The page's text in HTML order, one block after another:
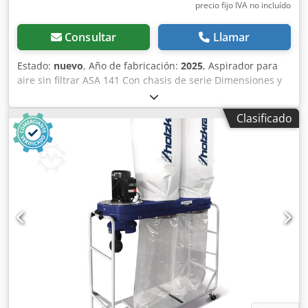
precio fijo IVA no incluído
Consultar Llamar
Estado: nuevo, Año de fabricación: 2025, Aspirador para
aire sin filtrar ASA 141 Con chasis de serie Dimensiones y
pesos Volumen de recogida de virutas: 175 l Diámetro
nominal exterior del adaptador de aspiración: 140 mm
Longitud aproximada: 1062 mm Ancho/Profundidad
aproximada: 648 mm Altura aproximada: 2300 mm Peso
aproximado: 40 kg Datos eléctricos Tensión de conexión:
230 V Frecuencia de red: 50 Hz Filtro Superficie del filtro:
1,9 m² Emisiones acústicas Nivel de presión sonora
máximo: 78 dB(A) Caudal de aire Dwedpfohk S Swex Adyja
Caudal nominal: 1650 m³/h Para virutas de fresado,
cepillado y corte (sin polvo) Contenido de polvo
significativamente reducido gracias al material filtrante
probado por BIA, con un alto grado de separación
Componentes de la carcasa e impulsores fabricados con
plástico especial de alta resistencia Cierres de liberación
rápida para el filtro y las bolsas de virutas para facilitar el
Clasificado